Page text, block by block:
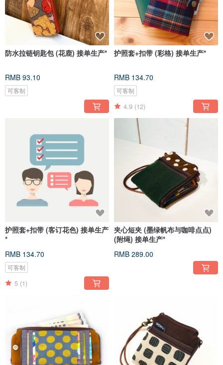
防水拉链钥匙包 (花鹿) 接单生产*
RMB 93.10
可客制
护照套+扣带 (彩格) 接单生产*
RMB 134.70
可客制
4.9 (12)
护照套+扣带 (客订花色) 接单生产
*
RMB 134.70
可客制
5 (1)
夹心短夹 (墨绿帆布与咖啡点点)
(附绳) 接单生产*
RMB 289.00